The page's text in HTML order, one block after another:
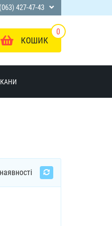
427-47-43
0
КОШИК